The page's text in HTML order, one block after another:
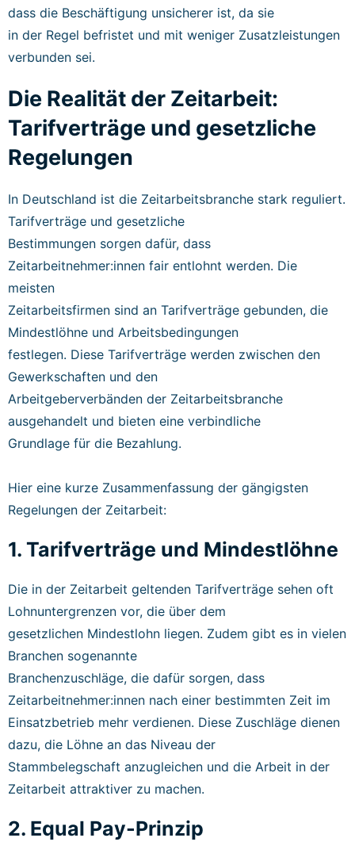
dass die Beschäftigung unsicherer ist, da sie
in der Regel befristet und mit weniger Zusatzleistungen
verbunden sei.
Die Realität der Zeitarbeit:
Tarifverträge und gesetzliche
Regelungen
In Deutschland ist die Zeitarbeitsbranche stark reguliert.
Tarifverträge und gesetzliche
Bestimmungen sorgen dafür, dass
Zeitarbeitnehmer:innen fair entlohnt werden. Die
meisten
Zeitarbeitsfirmen sind an Tarifverträge gebunden, die
Mindestlöhne und Arbeitsbedingungen
festlegen. Diese Tarifverträge werden zwischen den
Gewerkschaften und den
Arbeitgeberverbänden der Zeitarbeitsbranche
ausgehandelt und bieten eine verbindliche
Grundlage für die Bezahlung.
Hier eine kurze Zusammenfassung der gängigsten
Regelungen der Zeitarbeit:
1. Tarifverträge und Mindestlöhne
Die in der Zeitarbeit geltenden Tarifverträge sehen oft
Lohnuntergrenzen vor, die über dem
gesetzlichen Mindestlohn liegen. Zudem gibt es in vielen
Branchen sogenannte
Branchenzuschläge, die dafür sorgen, dass
Zeitarbeitnehmer:innen nach einer bestimmten Zeit im
Einsatzbetrieb mehr verdienen. Diese Zuschläge dienen
dazu, die Löhne an das Niveau der
Stammbelegschaft anzugleichen und die Arbeit in der
Zeitarbeit attraktiver zu machen.
2. Equal Pay-Prinzip